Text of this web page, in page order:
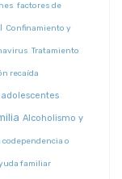
factores de
Confinamiento y
Tratamiento
recaída
Alcoholismo y
codependencia o
familiar